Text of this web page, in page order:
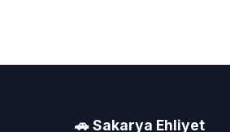
🚗 Sakarya Ehliyet